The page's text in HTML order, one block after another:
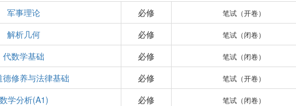
军事理论 必修 笔试（开卷）
解析几何 必修 笔试（闭卷）
代数学基础 必修 笔试（闭卷）
德修养与法律基础 必修 笔试（开卷）
数学分析(A1) 必修 笔试（闭卷）